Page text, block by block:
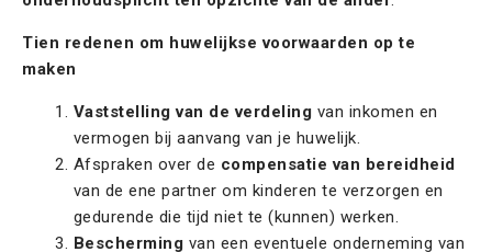
Tien redenen om huwelijkse voorwaarden op te
maken
Vaststelling van de verdeling van inkomen en
vermogen bij aanvang van je huwelijk.
Afspraken over de compensatie van bereidheid
van de ene partner om kinderen te verzorgen en
gedurende die tijd niet te (kunnen) werken.
Bescherming van een eventuele onderneming van